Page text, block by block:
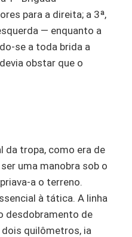
para a direita; a 3ª,
— enquanto a
se a toda brida a
obstar que o
da tropa, como era de
uma manobra sob o
a o terreno.
à tática. A linha
desdobramento de
quilômetros, ia